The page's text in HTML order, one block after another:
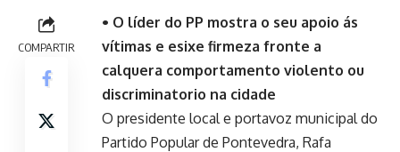
COMPARTIR
• O líder do PP mostra o seu apoio ás
vítimas e esixe firmeza fronte a
calquera comportamento violento ou
discriminatorio na cidade
O presidente local e portavoz municipal do
Partido Popular de Pontevedra, Rafa